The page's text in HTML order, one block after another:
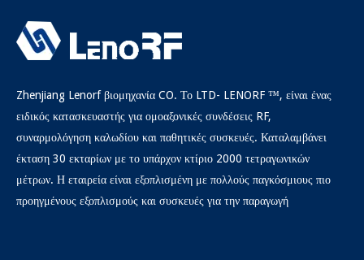
Zhenjiang Lenorf βιομηχανία CO. Το LTD- LENORF ™, είναι ένας
ειδικός κατασκευαστής για ομοαξονικές συνδέσεις RF,
συναρμολόγηση καλωδίου και παθητικές συσκευές. Καταλαμβάνει
έκταση 30 εκταρίων με το υπάρχον κτίριο 2000 τετραγωνικών
μέτρων. Η εταιρεία είναι εξοπλισμένη με πολλούς παγκόσμιους πιο
προηγμένους εξοπλισμούς και συσκευές για την παραγωγή